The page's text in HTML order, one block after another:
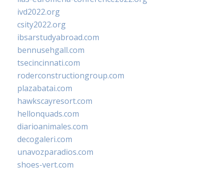
ivd2022.org
csity2022.org
ibsarstudyabroad.com
bennusehgall.com
tsecincinnati.com
roderconstructiongroup.com
plazabatai.com
hawkscayresort.com
hellonquads.com
diarioanimales.com
decogaleri.com
unavozparadios.com
shoes-vert.com